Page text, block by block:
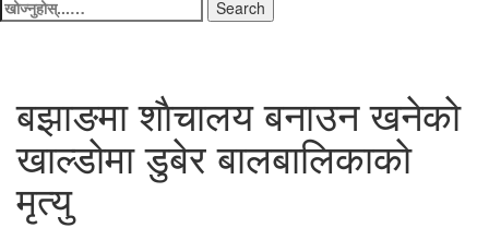
for:
बझाङमा शाैचालय बनाउन खनेकाे
खाल्डाेमा डुबेर बालबालिकाकाे
मृत्यु